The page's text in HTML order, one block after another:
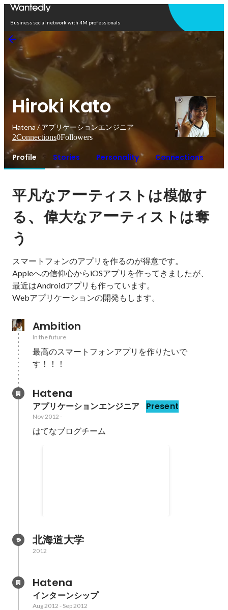
Business social network with 4M professionals
Hiroki Kato
Hatena / アプリケーションエンジニア
2Connections0Followers
Profile Stories Personality Connections
平凡なアーティストは模倣す
る、偉大なアーティストは奪
う
スマートフォンのアプリを作るのが得意です。
Appleへの信仰心からiOSアプリを作ってきましたが、
最近はAndroidアプリも作っています。
Webアプリケーションの開発もします。
Ambition
In the future
最高のスマートフォンアプリを作りたいで
す！！！
Hatena
アプリケーションエンジニア Present
Nov 2012 -
はてなブログチーム
北海道大学
2012
Hatena
インターンシップ
Aug 2012 - Sep 2012